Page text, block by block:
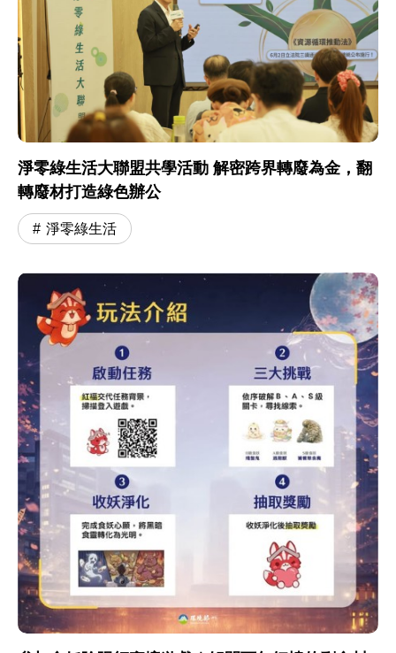
淨零綠生活大聯盟共學活動 解密跨界轉廢為金，翻
轉廢材打造綠色辦公
淨零綠生活